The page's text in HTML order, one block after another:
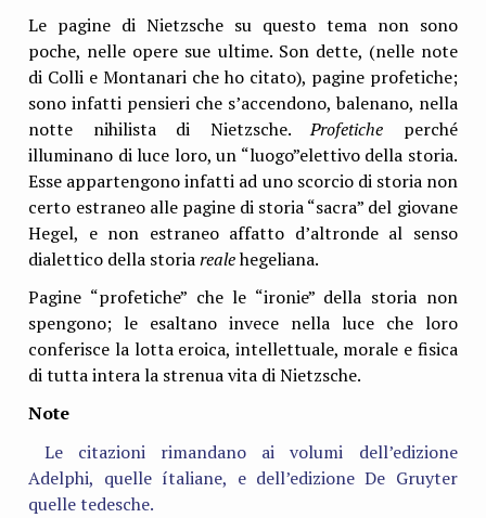
Le pagine di Nietzsche su questo tema non sono
poche, nelle opere sue ultime. Son dette, (nelle note
di Colli e Montanari che ho citato), pagine profetiche;
sono infatti pensieri che s’accendono, balenano, nella
notte nihilista di Nietzsche.Profetiche perché
illuminano di luce loro, un “luogo”elettivo della storia.
Esse appartengono infatti ad uno scorcio di storia non
certo estraneo alle pagine di storia “sacra” del giovane
Hegel, e non estraneo affatto d’altronde al senso
dialettico della storiarealehegeliana.
Pagine “profetiche” che le “ironie” della storia non
spengono; le esaltano invece nella luce che loro
conferisce la lotta eroica, intellettuale, morale e fisica
di tutta intera la strenua vita di Nietzsche.
Note
Le citazioni rimandano ai volumi dell’edizione
Adelphi, quelle ítaliane, e dell’edizione De Gruyter
quelle tedesche.